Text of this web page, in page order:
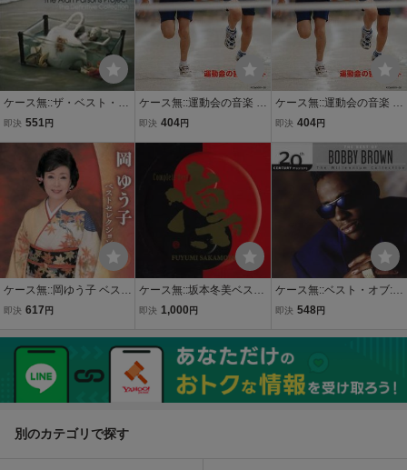
ケース無::ザ・ベスト・ヒ
ット・ソングス 2CD レン
仕価格】
即決 551 円
ケース無::運動会の音楽 ベ
スト 2CD レンタル落ち
即決 404円
ケース無::運動会の音楽 ベ
スト 2CD レンタル落ち
即決 404円
ケース無::岡ゆう子 ベスト
セレクション2017 2CD
【ご奉仕価格】
即決 617 円
ケース無::坂本冬美ベスト
凛 2CD レンタル落ち 中
即決 1,000 円
ケース無::ベスト・オブ:ミ
レニアム・コレクション
【ご奉仕価格】
即決 548円
別のカテゴリで探す